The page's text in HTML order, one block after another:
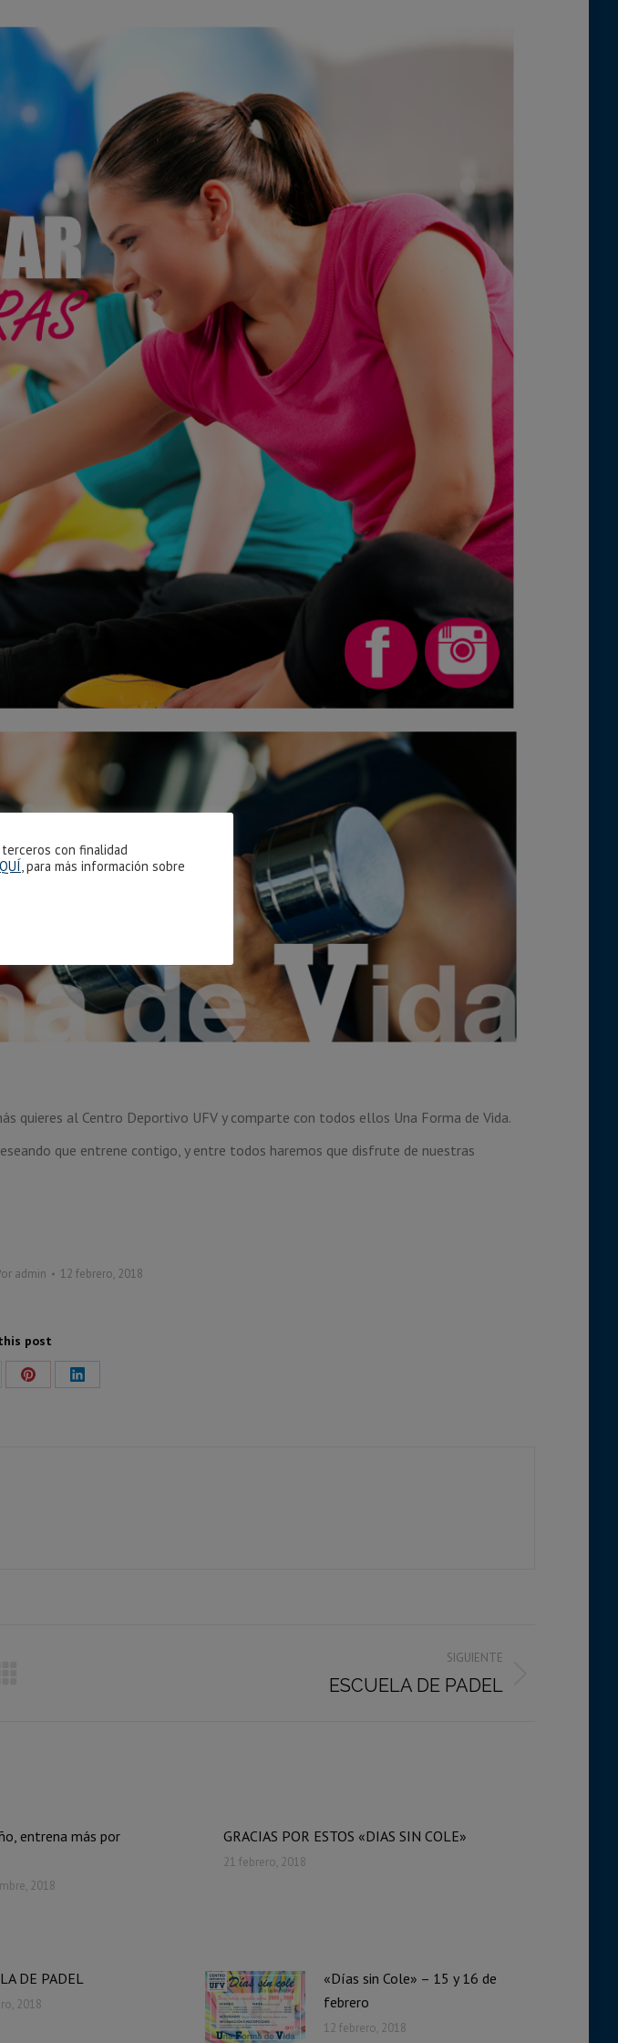
quieres al Centro Deportivo UFV y comparte con todos ellos Una Forma de Vida.
que entrene contigo, y entre todos haremos que disfrute de nuestras
admin 12 febrero, 2018
post
Share
Share
SIGUIENTE
ESCUELA DE PADEL
entrena más por
2018
GRACIAS POR ESTOS «DIAS SIN COLE»
21 febrero, 2018
DE PADEL
2018
«Días sin Cole» – 15 y 16 de
febrero
12 febrero, 2018
con finalidad
, para más información sobre